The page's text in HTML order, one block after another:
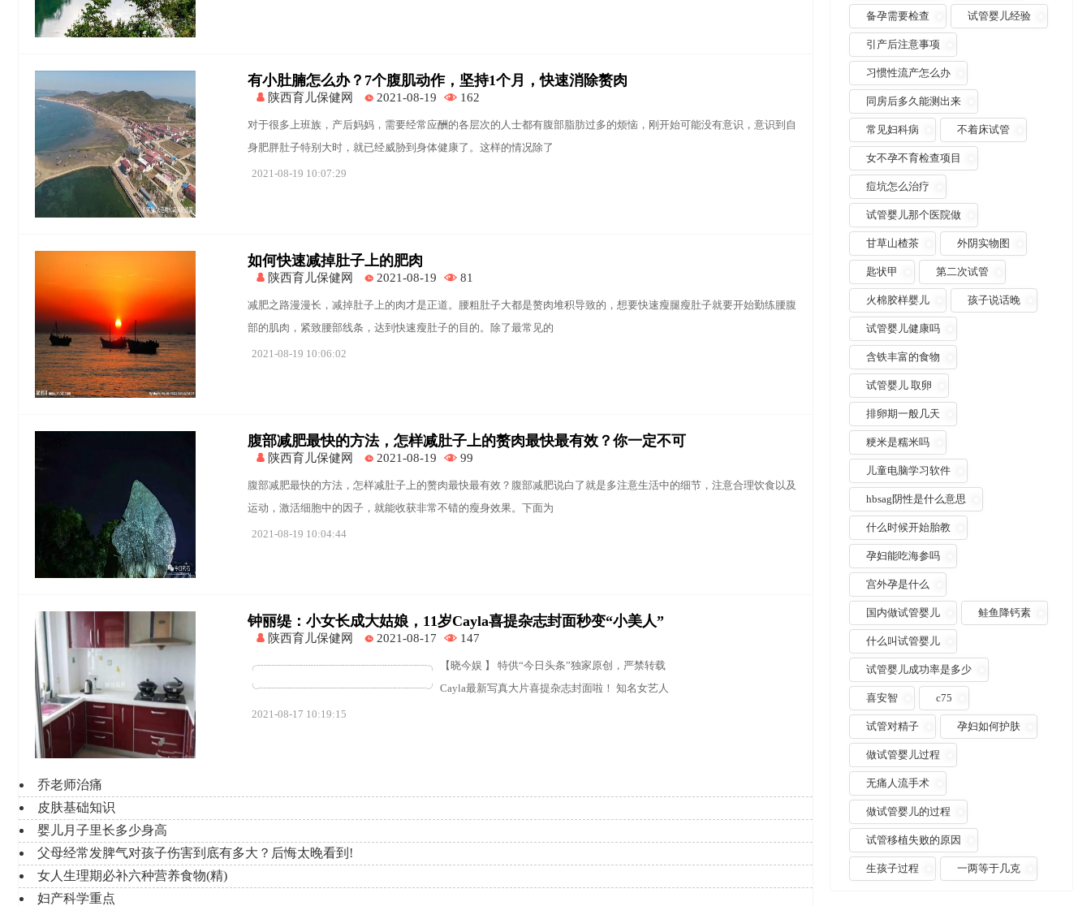
有小肚腩怎么办？7个腹肌动作，坚持1个月，快速消除赘肉
陕西育儿保健网 2021-08-19 162
对于很多上班族，产后妈妈，需要经常应酬的各层次的人士都有腹部脂肪过多的烦恼，刚开始可能没有意识，意识到自
身肥胖肚子特别大时，就已经威胁到身体健康了。这样的情况除了
2021-08-19 10:07:29
如何快速减掉肚子上的肥肉
陕西育儿保健网 2021-08-19 81
减肥之路漫漫长，减掉肚子上的肉才是正道。腰粗肚子大都是赘肉堆积导致的，想要快速瘦腿瘦肚子就要开始勤练腰腹
部的肌肉，紧致腰部线条，达到快速瘦肚子的目的。除了最常见的
2021-08-19 10:06:02
腹部减肥最快的方法，怎样减肚子上的赘肉最快最有效？你一定不可
陕西育儿保健网 2021-08-19 99
腹部减肥最快的方法，怎样减肚子上的赘肉最快最有效？腹部减肥说白了就是多注意生活中的细节，注意合理饮食以及
运动，激活细胞中的因子，就能收获非常不错的瘦身效果。下面为
2021-08-19 10:04:44
钟丽缇：小女长成大姑娘，11岁Cayla喜提杂志封面秒变“小美人”
陕西育儿保健网 2021-08-17 147
╭┈┈┈┈┈┈┈┈┈┈┈┈┈┈┈┈╮ 【晓今娱 】 特供“今日头条”独家原创，严禁转载
╰┈┈┈┈┈┈┈┈┈┈┈┈┈┈┈┈╯ Cayla最新写真大片喜提杂志封面啦！ 知名女艺人
2021-08-17 10:19:15
乔老师治痛
皮肤基础知识
婴儿月子里长多少身高
父母经常发脾气对孩子伤害到底有多大？后悔太晚看到!
女人生理期必补六种营养食物(精)
妇产科学重点
备孕需要检查 试管婴儿经验
引产后注意事项
习惯性流产怎么办
同房后多久能测出来
常见妇科病 不着床试管
女不孕不育检查项目
痘坑怎么治疗
试管婴儿那个医院做
甘草山楂茶 外阴实物图
匙状甲 第二次试管
火棉胶样婴儿 孩子说话晚
试管婴儿健康吗
含铁丰富的食物
试管婴儿 取卵
排卵期一般几天
粳米是糯米吗
儿童电脑学习软件
hbsag阴性是什么意思
什么时候开始胎教
孕妇能吃海参吗
宫外孕是什么
国内做试管婴儿 鲑鱼降钙素
什么叫试管婴儿
试管婴儿成功率是多少
喜安智 c75
试管对精子 孕妇如何护肤
做试管婴儿过程
无痛人流手术
做试管婴儿的过程
试管移植失败的原因
生孩子过程 一两等于几克